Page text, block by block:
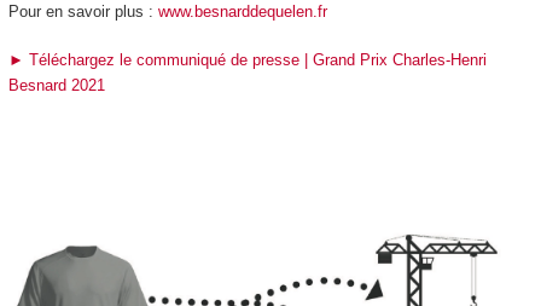
Pour en savoir plus : www.besnarddequelen.fr
► Téléchargez le communiqué de presse | Grand Prix Charles-Henri
Besnard 2021